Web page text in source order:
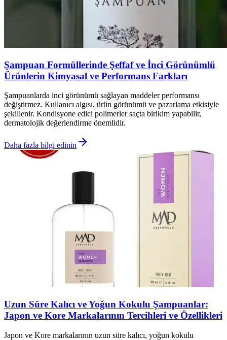
Şampuan Formüllerinde Şeffaf ve İnci Görünümlü
Ürünlerin Kimyasal ve Performans Farkları
Şampuanlarda inci görünümü sağlayan maddeler performansı
değiştirmez. Kullanıcı algısı, ürün görünümü ve pazarlama etkisiyle
şekillenir. Kondisyone edici polimerler saçta birikim yapabilir,
dermatolojik değerlendirme önemlidir.
Daha fazla bilgi edinin
Uzun Süre Kalıcı ve Yoğun Kokulu Şampuanlar:
Japon ve Kore Markalarının Tercihleri ve Özellikleri
Japon ve Kore markalarının uzun süre kalıcı, yoğun kokulu